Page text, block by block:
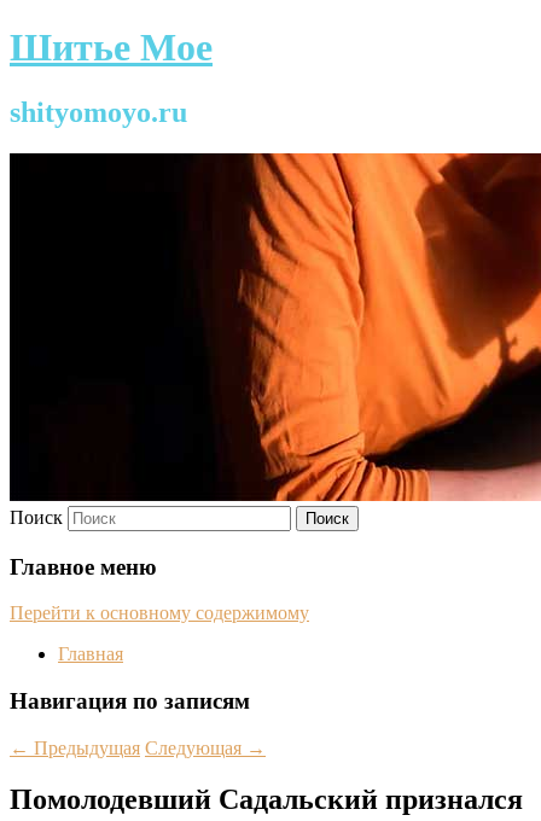
Шитье Мое
shityomoyo.ru
Поиск
Главное меню
Перейти к основному содержимому
Главная
Навигация по записям
← Предыдущая Следующая →
Помолодевший Садальский признался